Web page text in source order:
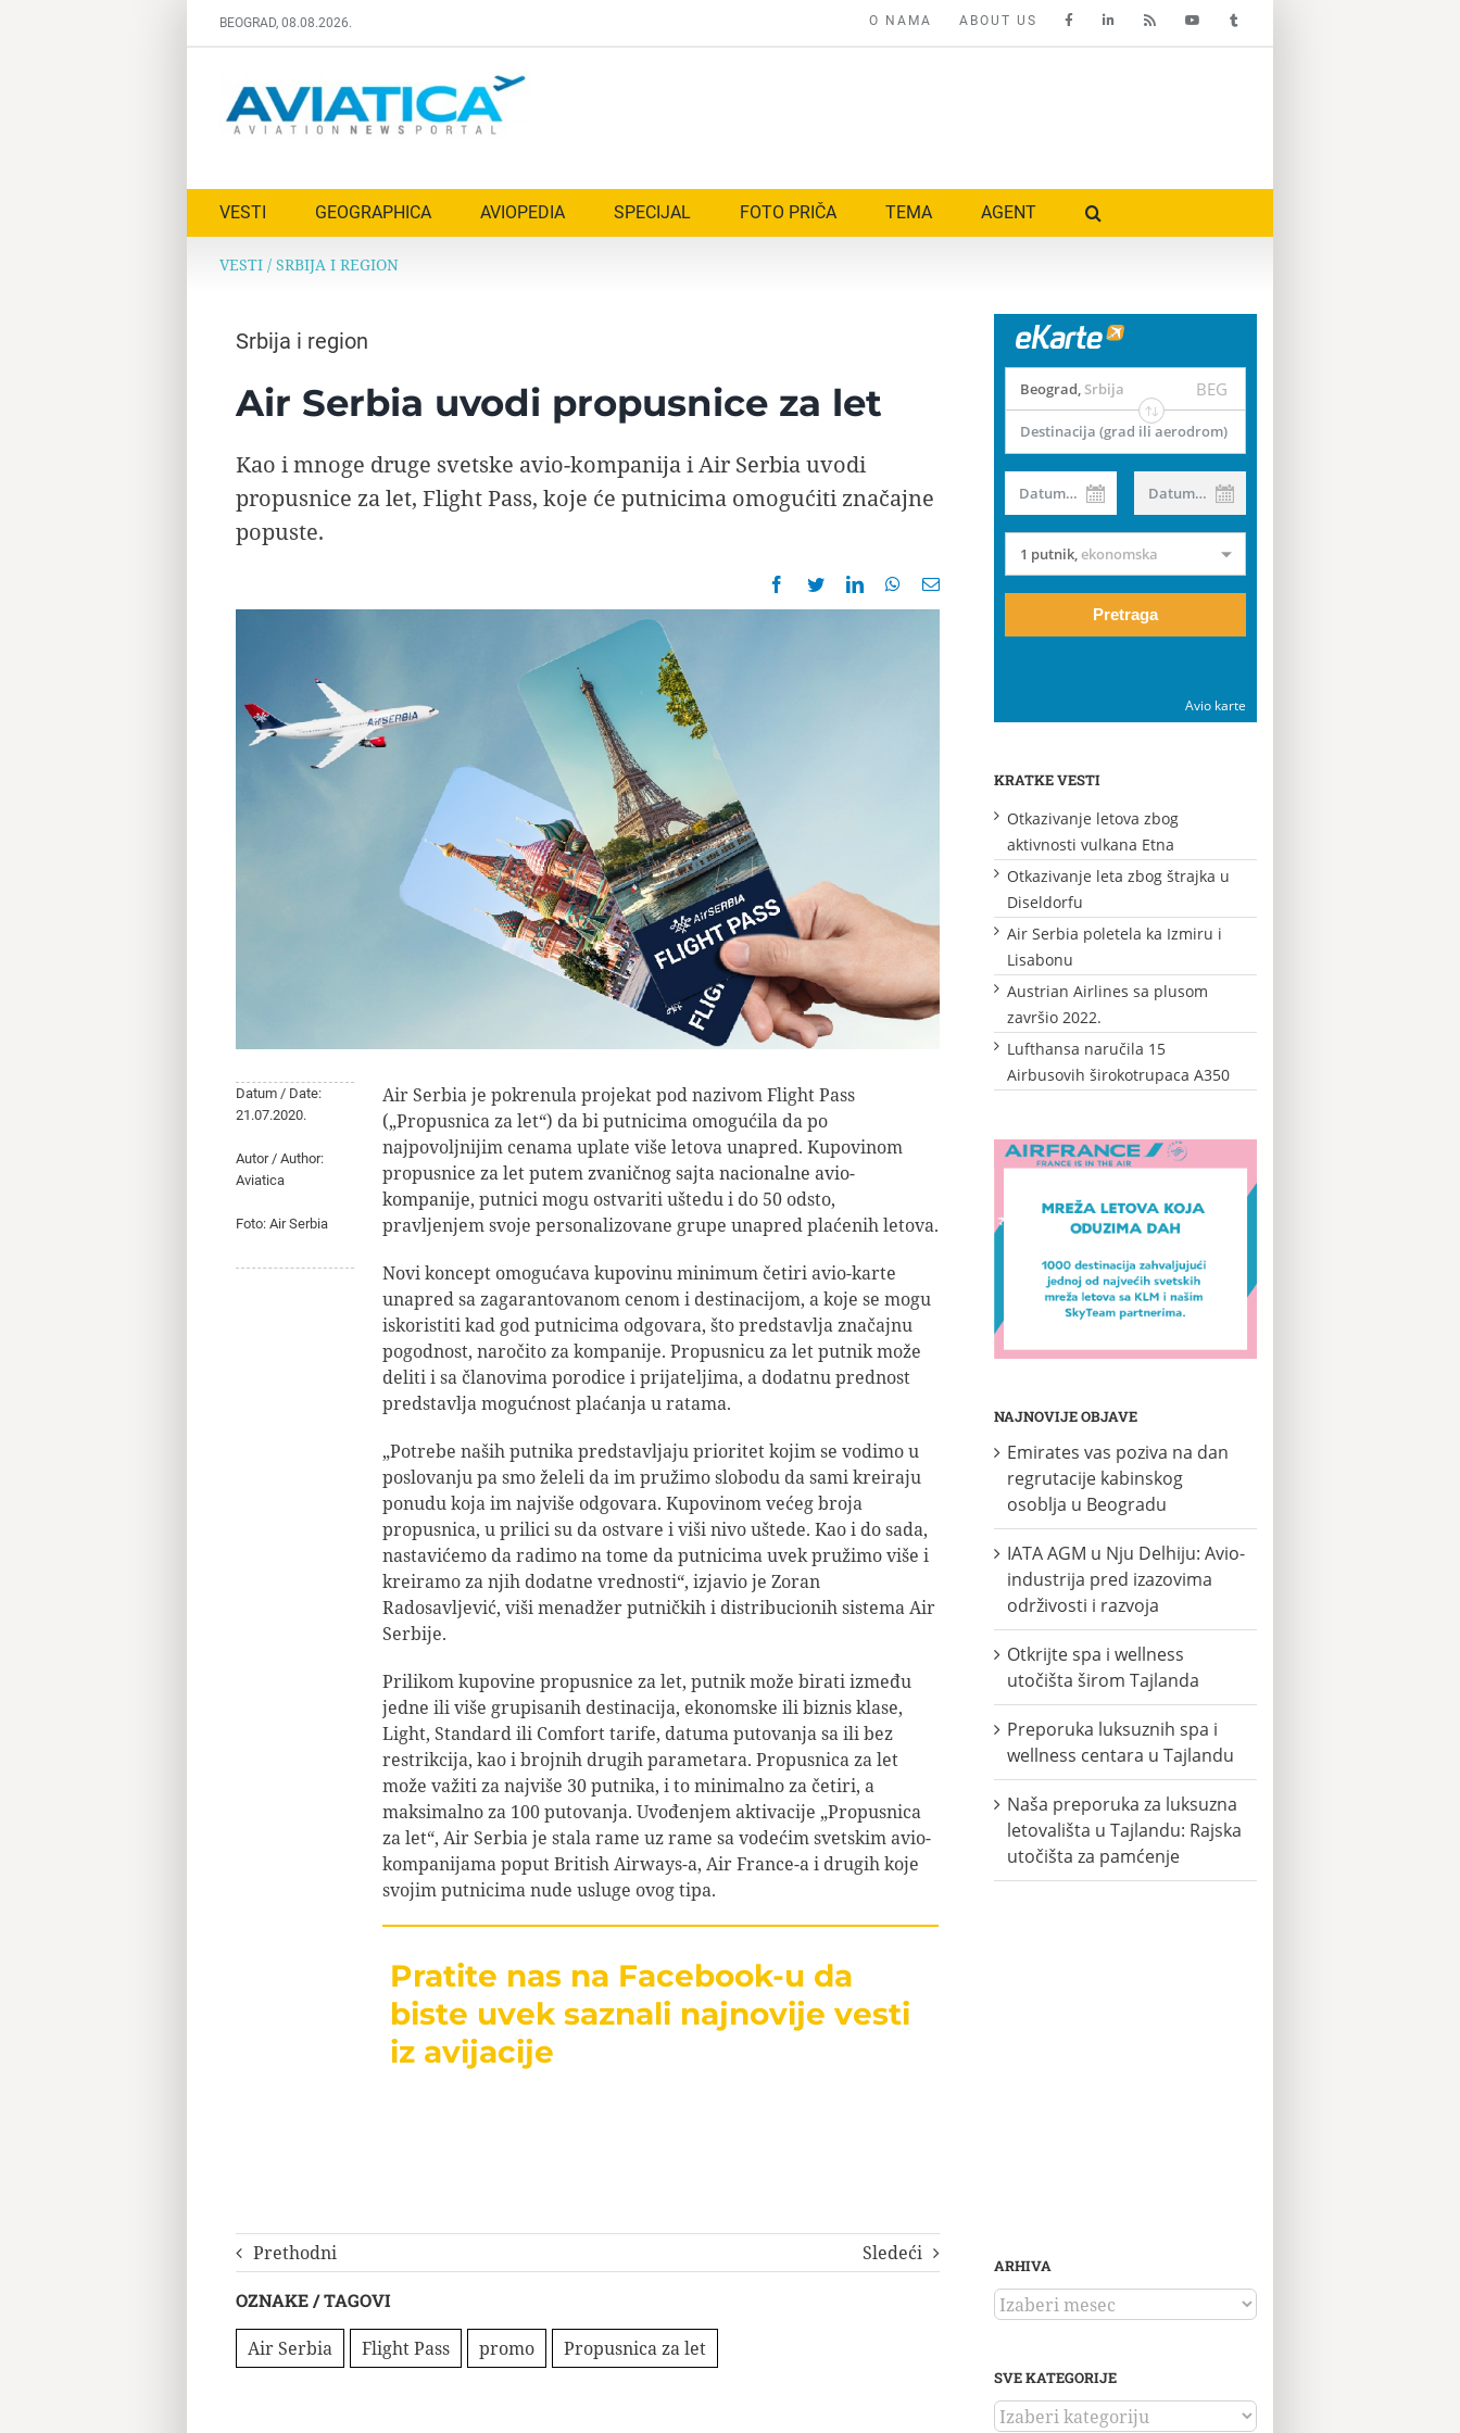
BEOGRAD, 08.08.2026. O NAMA ABOUT US
VESTI GEOGRAPHICA AVIOPEDIA SPECIJAL FOTO PRIČA TEMA AGENT
VESTI/ SRBIJA I REGION
Srbija i region
Air Serbia uvodi propusnice za let
Kao i mnoge druge svetske avio-kompanija i Air Serbia uvodi
propusnice za let, Flight Pass, koje će putnicima omogućiti značajne
popuste.
Datum / Date:
21.07.2020.
Autor / Author:
Aviatica
Foto: Air Serbia
Air Serbia je pokrenula projekat pod nazivom Flight Pass
(„Propusnica za let“) da bi putnicima omogućila da po
najpovoljnijim cenama uplate više letova unapred. Kupovinom
propusnice za let putemzvaničnog sajta nacionalne avio-
kompanije, putnici mogu ostvariti uštedu i do 50 odsto,
pravljenjem svoje personalizovane grupe unapred plaćenih letova.
Novi koncept omogućava kupovinu minimum četiri avio-karte
unapred sa zagarantovanom cenom i destinacijom, a koje se mogu
iskoristiti kad god putnicima odgovara, što predstavlja značajnu
pogodnost, naročito za kompanije. Propusnicu za let putnik može
deliti i sa članovima porodice i prijateljima, a dodatnu prednost
predstavlja mogućnost plaćanja u ratama.
„Potrebe naših putnika predstavljaju prioritet kojim se vodimo u
poslovanju pa smo želeli da im pružimo slobodu da sami kreiraju
ponudu koja im najviše odgovara. Kupovinom većeg broja
propusnica, u prilici su da ostvare i viši nivo uštede. Kao i do sada,
nastavićemo da radimo na tome da putnicima uvek pružimo više i
kreiramo za njih dodatne vrednosti“, izjavio je Zoran
Radosavljević, viši menadžer putničkih i distribucionih sistema Air
Serbije.
Prilikom kupovine propusnice za let, putnik može birati između
jedne ili više grupisanih destinacija, ekonomske ili biznis klase,
Light, Standard ili Comfort tarife, datuma putovanja sa ili bez
restrikcija, kao i brojnih drugih parametara. Propusnica za let
može važiti za najviše 30 putnika, i to minimalno za četiri, a
maksimalno za 100 putovanja. Uvođenjem aktivacije „Propusnica
za let“, Air Serbia je stala rame uz rame sa vodećim svetskim avio-
kompanijama poput British Airways-a, Air France-a i drugih koje
svojim putnicima nude usluge ovog tipa.
Pratite nas na Facebook-u da
biste uvek saznali najnovije vesti
iz avijacije
Prethodni Sledeći
OZNAKE / TAGOVI
Air Serbia Flight Pass promo Propusnica za let
Beograd, Srbija BEG
Destinacija (grad ili aerodrom)
Datum od Datum do
1 putnik,ekonomska
Pretraga
Avio karte
KRATKE VESTI
Otkazivanje letova zbog
aktivnosti vulkana Etna
Otkazivanje leta zbog štrajka u
Diseldorfu
Air Serbia poletela ka Izmiru i
Lisabonu
Austrian Airlines sa plusom
završio 2022.
Lufthansa naručila 15
Airbusovih širokotrupaca A350
NAJNOVIJE OBJAVE
Emirates vas poziva na dan
regrutacije kabinskog
osoblja u Beogradu
IATA AGM u Nju Delhiju: Avio-
industrija pred izazovima
održivosti i razvoja
Otkrijte spa i wellness
utočišta širom Tajlanda
Preporuka luksuznih spa i
wellness centara u Tajlandu
Naša preporuka za luksuzna
letovališta u Tajlandu: Rajska
utočišta za pamćenje
ARHIVA
ARHIVA
SVE KATEGORIJE
SVE